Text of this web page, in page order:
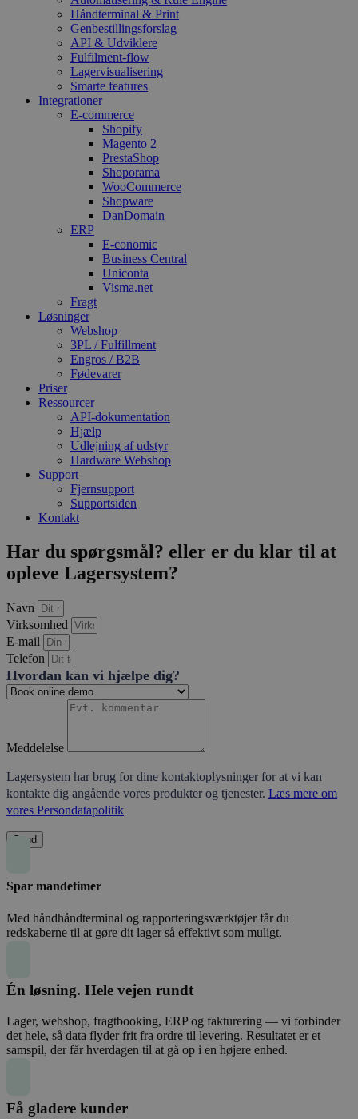
Håndterminal & Print
Genbestillingsforslag
API & Udviklere
Fulfilment-flow
Lagervisualisering
Smarte features
Integrationer
E-commerce
Shopify
Magento 2
PrestaShop
Shoporama
WooCommerce
Shopware
DanDomain
ERP
E-conomic
Business Central
Uniconta
Visma.net
Fragt
Løsninger
Webshop
3PL / Fulfillment
Engros / B2B
Fødevarer
Priser
Ressourcer
API-dokumentation
Hjælp
Udlejning af udstyr
Hardware Webshop
Support
Fjernsupport
Supportsiden
Kontakt
Har du spørgsmål? eller er du klar til at
opleve Lagersystem?
Navn
Virksomhed
E-mail
Telefon
Hvordan kan vi hjælpe dig?
Meddelelse
Lagersystem har brug for dine kontaktoplysninger for at vi kan
kontakte dig angående vores produkter og tjenester. Læs mere om
vores Persondatapolitik
Send
Spar mandetimer
Med håndhåndterminal og rapporteringsværktøjer får du
redskaberne til at gøre dit lager så effektivt som muligt.
Én løsning. Hele vejen rundt
Lager, webshop, fragtbooking, ERP og fakturering — vi forbinder
det hele, så data flyder frit fra ordre til levering. Resultatet er et
samspil, der får hverdagen til at gå op i en højere enhed.
Få gladere kunder